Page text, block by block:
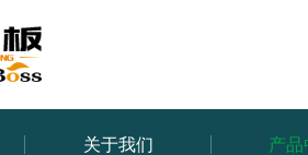
关于我们 产品